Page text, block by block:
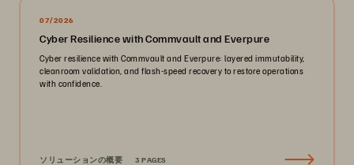
07/2026
Cyber Resilience with Commvault and Everpure
Cyber resilience with Commvault and Everpure: layered immutability,
cleanroom validation, and flash-speed recovery to restore operations
with confidence.
ソリューションの概要 3 PAGES